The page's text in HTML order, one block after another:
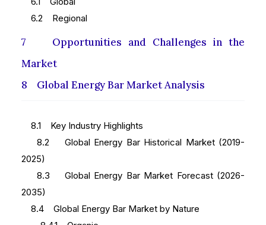
6.2 Regional
7 Opportunities and Challenges in the
Market
8 Global Energy Bar Market Analysis
8.1 Key Industry Highlights
8.2 Global Energy Bar Historical Market (2019-
2025)
8.3 Global Energy Bar Market Forecast (2026-
2035)
8.4 Global Energy Bar Market by Nature